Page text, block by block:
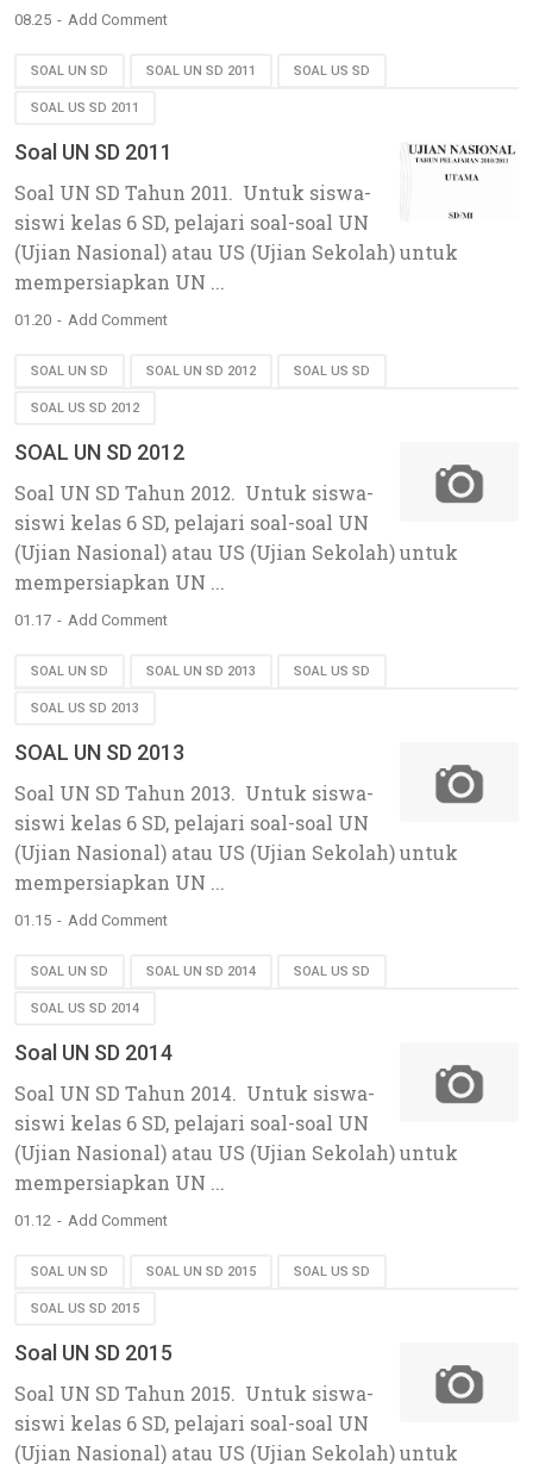
08.25 Add Comment
SOAL UN SD SOAL UN SD 2011 SOAL US SD
SOAL US SD 2011
Soal UN SD 2011
Soal UN SD Tahun 2011. Untuk siswa-
siswi kelas 6 SD, pelajari soal-soal UN
(Ujian Nasional) atau US (Ujian Sekolah) untuk
mempersiapkan UN ...
01.20 Add Comment
SOAL UN SD SOAL UN SD 2012 SOAL US SD
SOAL US SD 2012
SOAL UN SD 2012
Soal UN SD Tahun 2012. Untuk siswa-
siswi kelas 6 SD, pelajari soal-soal UN
(Ujian Nasional) atau US (Ujian Sekolah) untuk
mempersiapkan UN ...
01.17 Add Comment
SOAL UN SD SOAL UN SD 2013 SOAL US SD
SOAL US SD 2013
SOAL UN SD 2013
Soal UN SD Tahun 2013. Untuk siswa-
siswi kelas 6 SD, pelajari soal-soal UN
(Ujian Nasional) atau US (Ujian Sekolah) untuk
mempersiapkan UN ...
01.15 Add Comment
SOAL UN SD SOAL UN SD 2014 SOAL US SD
SOAL US SD 2014
Soal UN SD 2014
Soal UN SD Tahun 2014. Untuk siswa-
siswi kelas 6 SD, pelajari soal-soal UN
(Ujian Nasional) atau US (Ujian Sekolah) untuk
mempersiapkan UN ...
01.12 Add Comment
SOAL UN SD SOAL UN SD 2015 SOAL US SD
SOAL US SD 2015
Soal UN SD 2015
Soal UN SD Tahun 2015. Untuk siswa-
siswi kelas 6 SD, pelajari soal-soal UN
(Ujian Nasional) atau US (Ujian Sekolah) untuk